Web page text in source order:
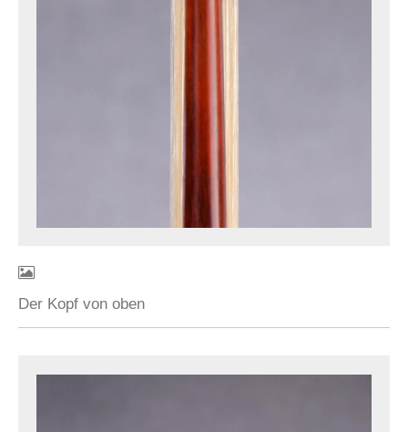
Der Kopf von oben